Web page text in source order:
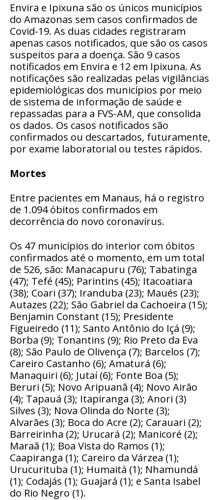
Envira e Ipixuna são os únicos municípios
do Amazonas sem casos confirmados de
Covid-19. As duas cidades registraram
apenas casos notificados, que são os casos
suspeitos para a doença. São 9 casos
notificados em Envira e 12 em Ipixuna. As
notificações são realizadas pelas vigilâncias
epidemiológicas dos municípios por meio
de sistema de informação de saúde e
repassadas para a FVS-AM, que consolida
os dados. Os casos notificados são
confirmados ou descartados, futuramente,
por exame laboratorial ou testes rápidos.
Mortes
Entre pacientes em Manaus, há o registro
de 1.094 óbitos confirmados em
decorrência do novo coronavírus.
Os 47 municípios do interior com óbitos
confirmados até o momento, em um total
de 526, são: Manacapuru (76); Tabatinga
(47); Tefé (45); Parintins (45); Itacoatiara
(38); Coari (37); Iranduba (23); Maués (23);
Autazes (22); São Gabriel da Cachoeira (15);
Benjamin Constant (15); Presidente
Figueiredo (11); Santo Antônio do Içá (9);
Borba (9); Tonantins (9); Rio Preto da Eva
(8); São Paulo de Olivença (7); Barcelos (7);
Careiro Castanho (6); Amaturá (6);
Manaquiri (6); Jutaí (6); Fonte Boa (5);
Beruri (5); Novo Aripuanã (4); Novo Airão
(4); Tapauá (3); Itapiranga (3); Anori (3)
Silves (3); Nova Olinda do Norte (3);
Alvarães (3); Boca do Acre (2); Carauari (2);
Barreirinha (2); Urucará (2); Manicoré (2);
Maraã (1); Boa Vista do Ramos (1);
Caapiranga (1); Careiro da Várzea (1);
Urucurituba (1); Humaitá (1); Nhamundá
(1); Codajás (1); Guajará (1); e Santa Isabel
do Rio Negro (1).